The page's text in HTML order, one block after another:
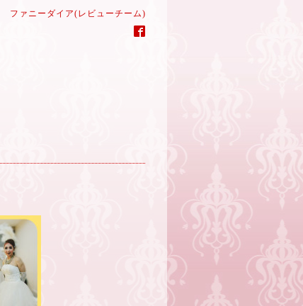
ファニーダイア(レビューチーム)